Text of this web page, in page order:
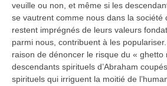
veuille ou non, et même si les
se vautrent comme nous dans la société
restent imprégnés de leurs valeurs
parmi nous, contribuent à les
raison de dénoncer le risque du « ghetto
descendants spirituels d’Abraham
spirituels qui irriguent la moitié de